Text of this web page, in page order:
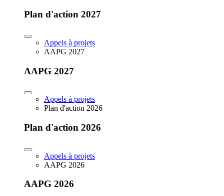
Plan d'action 2027
Appels à projets
AAPG 2027
AAPG 2027
Appels à projets
Plan d'action 2026
Plan d'action 2026
Appels à projets
AAPG 2026
AAPG 2026